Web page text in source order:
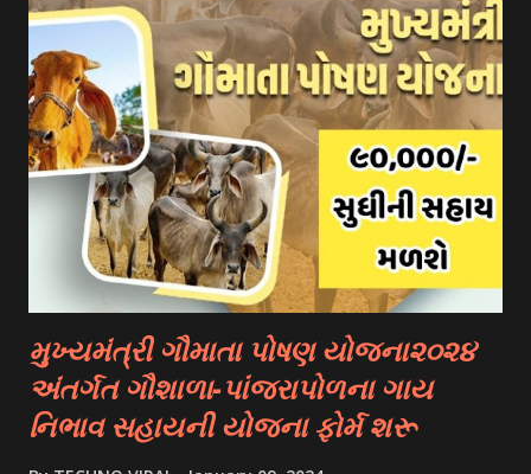
Scholarships (United Kingdom) - Erasmus+ Program
(European Union) 2. University Scholarships: Most
universities have their own scholarship programs for
international students. These scholarships are often based
on academic merit, talent, or specific criteria set by the
university. 3. Private Scholarships: Various private
organizations, foundations, and corporations offer
scholarships to students for studying abroad. These
scholarships can be based on different criter...
મુખ્યમંત્રી ગૌમાતા પોષણ યોજના૨૦૨૪
અંતર્ગત ગૌશાળા-પાંજરાપોળના ગાય
નિભાવ સહાયની યોજના ફોર્મ શરૂ